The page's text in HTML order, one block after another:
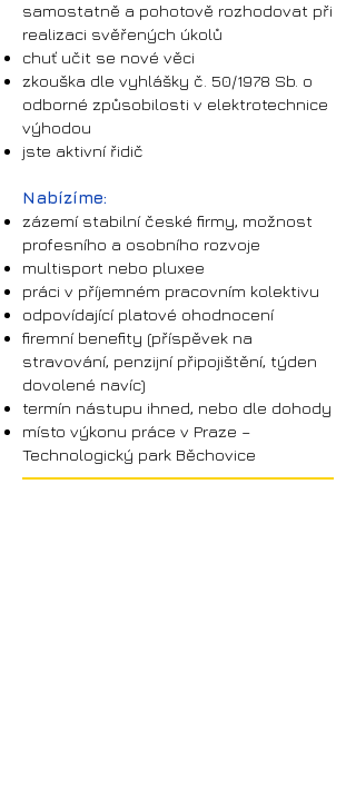
samostatně a pohotově rozhodovat při
realizaci svěřených úkolů
chuť učit se nové věci
zkouška dle vyhlášky č. 50/1978 Sb. o
odborné způsobilosti v elektrotechnice
výhodou
jste aktivní řidič
Nabízíme:
zázemí stabilní české firmy, možnost
profesního a osobního rozvoje
multisport nebo pluxee
práci v příjemném pracovním kolektivu
odpovídající platové ohodnocení
firemní benefity (příspěvek na
stravování, penzijní připojištění, týden
dovolené navíc)
termín nástupu ihned, nebo dle dohody
místo výkonu práce v Praze –
Technologický park Běchovice